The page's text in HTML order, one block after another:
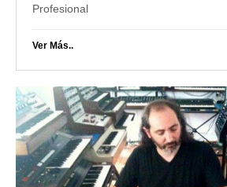
Profesional
Ver Más..